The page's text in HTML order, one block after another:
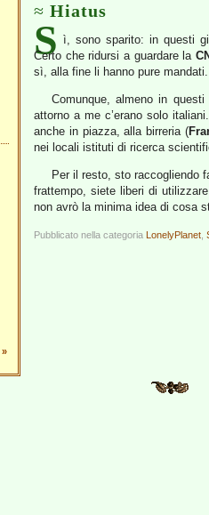
»
Hiatus
S ì, sono sparito: in questi
Certo che ridursi a guardare la
sì, alla fine li hanno pure
Comunque, almeno in
attorno a me c’erano solo
anche in piazza, alla birreria (
nei locali istituti di ricerca
Per il resto, sto raccogliendo
frattempo, siete liberi di
non avrò la minima idea di cosa
Pubblicato nella categoria LonelyPlanet